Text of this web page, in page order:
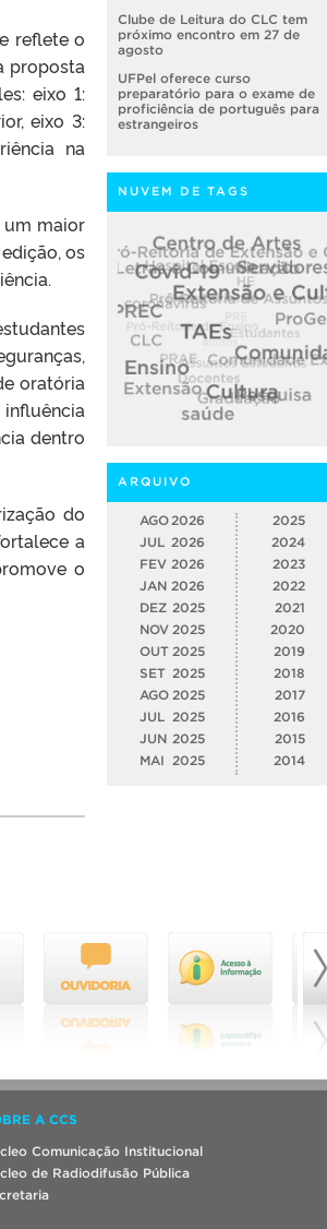
reflete o
proposta
eixo 1:
eixo 3:
na
um maior
os
oratória
dentro
do
a
o
Clube de Leitura do CLC tem
próximo encontro em 27 de
agosto
UFPel oferece curso
preparatório para o exame de
proficiência de português para
estrangeiros
NUVEM DE TAGS
ARQUIVO
AGO 2026
JUL 2026
FEV 2026
JAN 2026
DEZ 2025
NOV 2025
OUT 2025
SET 2025
AGO 2025
JUL
2025
JUN 2025
MAI
2025
2025
2024
2023
2022
2021
2020
2019
2018
2017
2016
2015
2014
A CCS
Comunicação Institucional
de Radiodifusão Pública